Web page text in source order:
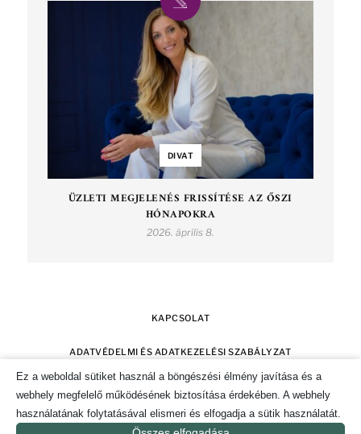
DIVAT
ÜZLETI MEGJELENÉS FRISSÍTÉSE AZ ŐSZI
HÓNAPOKRA
2026. április 8.
KAPCSOLAT
ADATVÉDELMI ÉS ADATKEZELÉSI SZABÁLYZAT
IMPRESSZUM
SÜTI TÁJÉKOZTATÓ ÉS HOZZÁJÁRULÁS KEZELÉSE
Ez a weboldal sütiket használ a böngészési élmény javítása és a
webhely megfelelő működésének biztosítása érdekében. A webhely
használatának folytatásával elismeri és elfogadja a sütik használatát.